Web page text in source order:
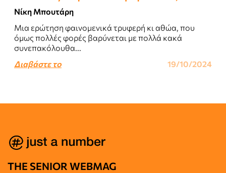
Νίκη Μπουτάρη
Μια ερώτηση φαινομενικά τρυφερή κι αθώα, που
όμως πολλές φορές βαρύνεται με πολλά κακά
συνεπακόλουθα...
Διαβάστε το
19/10/2024
THE SENIOR WEBMAG